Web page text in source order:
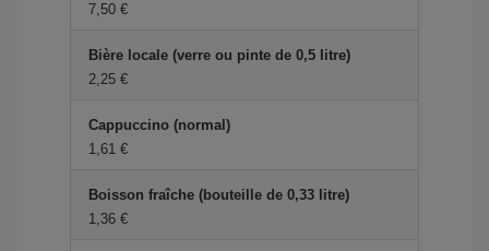
7,50 €
Bière locale (verre ou pinte de 0,5 litre)
2,25 €
Cappuccino (normal)
1,61 €
Boisson fraîche (bouteille de 0,33 litre)
1,36 €